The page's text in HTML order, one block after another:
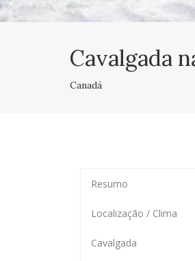
Cavalgada
Canadá
Resumo
Localização / Clima
Cavalgada